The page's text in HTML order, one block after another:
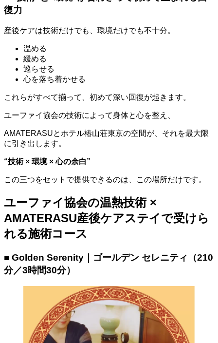
復力
産後ケアは技術だけでも、環境だけでも不十分。
温める
緩める
巡らせる
心を落ち着かせる
これらがすべて揃って、初めて深い回復が起きます。
ユーファイ協会の技術によって身体と心を整え、
AMATERASUとホテル椿山荘東京の空間が、それを最大限
に引き出します。
“技術 × 環境 × 心の余白”
この三つをセットで提供できるのは、この場所だけです。
ユーファイ協会の温熱技術 ×
AMATERASU産後ケアステイで受けら
れる施術コース
■ Golden Serenity｜ゴールデン セレニティ（210
分／3時間30分）